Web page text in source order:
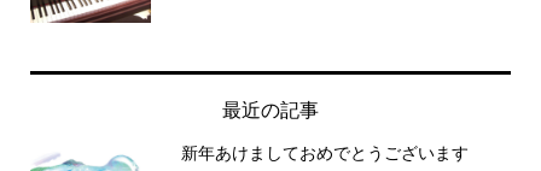
最近の記事
新年あけましておめでとうございます